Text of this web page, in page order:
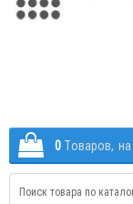
0 Tоваров, на